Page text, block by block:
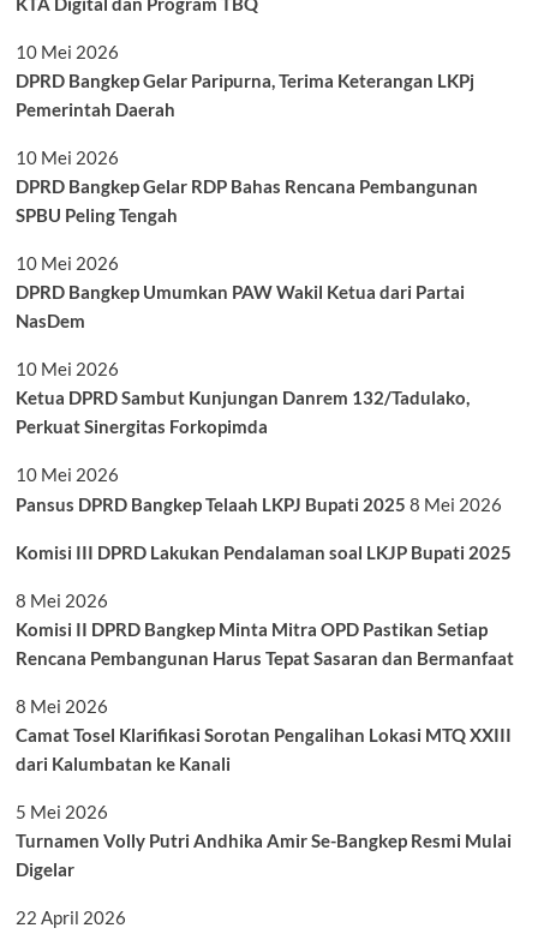
10 Mei 2026
DPRD Bangkep Gelar Paripurna, Terima Keterangan LKPj
Pemerintah Daerah
10 Mei 2026
DPRD Bangkep Gelar RDP Bahas Rencana Pembangunan
SPBU Peling Tengah
10 Mei 2026
DPRD Bangkep Umumkan PAW Wakil Ketua dari Partai
NasDem
10 Mei 2026
Ketua DPRD Sambut Kunjungan Danrem 132/Tadulako,
Perkuat Sinergitas Forkopimda
10 Mei 2026
Pansus DPRD Bangkep Telaah LKPJ Bupati 2025 8 Mei 2026
Komisi III DPRD Lakukan Pendalaman soal LKJP Bupati 2025
8 Mei 2026
Komisi II DPRD Bangkep Minta Mitra OPD Pastikan Setiap
Rencana Pembangunan Harus Tepat Sasaran dan Bermanfaat
8 Mei 2026
Camat Tosel Klarifikasi Sorotan Pengalihan Lokasi MTQ XXIII
dari Kalumbatan ke Kanali
5 Mei 2026
Turnamen Volly Putri Andhika Amir Se-Bangkep Resmi Mulai
Digelar
22 April 2026